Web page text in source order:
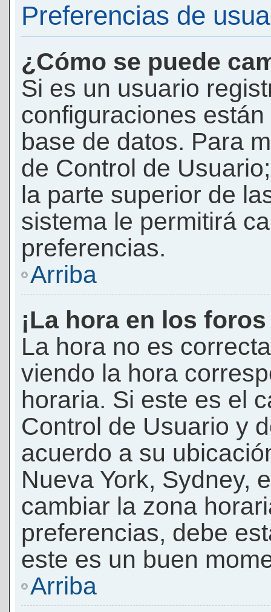
Preferencias de
¿Cómo se puede
Si es un usuario
configuraciones
base de datos. Para
de Control de
la parte superior de
sistema le permitirá
preferencias.
Arriba
¡La hora en los
La hora no es
viendo la hora
horaria. Si este es el
Control de Usuario y
acuerdo a su
Nueva York, Sydney,
cambiar la zona
preferencias, debe
este es un buen
Arriba